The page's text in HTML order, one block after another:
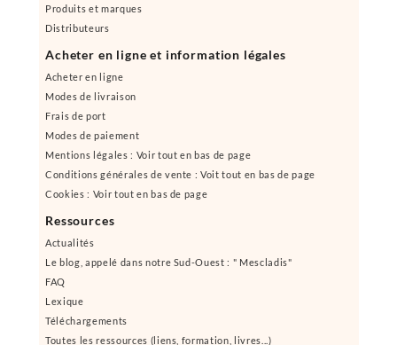
Produits et marques
Distributeurs
Acheter en ligne et information légales
Acheter en ligne
Modes de livraison
Frais de port
Modes de paiement
Mentions légales : Voir tout en bas de page
Conditions générales de vente : Voit tout en bas de page
Cookies : Voir tout en bas de page
Ressources
Actualités
Le blog, appelé dans notre Sud-Ouest : " Mescladis"
FAQ
Lexique
Téléchargements
Toutes les ressources (liens, formation, livres...)